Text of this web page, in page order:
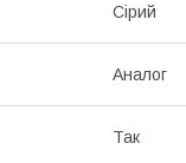
Сірий
Аналог
Так